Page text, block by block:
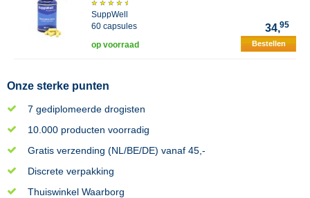
SuppWell
60 capsules
34,95
op voorraad Bestellen
Onze sterke punten
7 gediplomeerde drogisten
10.000 producten voorradig
Gratis verzending (NL/BE/DE) vanaf 45,-
Discrete verpakking
Thuiswinkel Waarborg